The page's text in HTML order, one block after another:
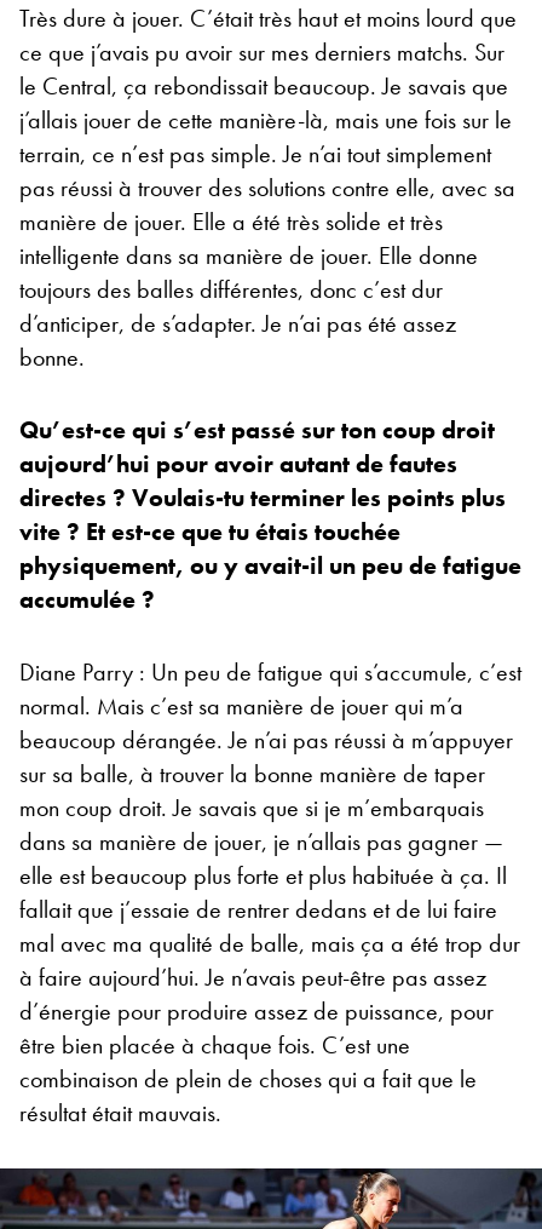
Très dure à jouer. C’était très haut et moins lourd que
ce que j’avais pu avoir sur mes derniers matchs. Sur
le Central, ça rebondissait beaucoup. Je savais que
j’allais jouer de cette manière-là, mais une fois sur le
terrain, ce n’est pas simple. Je n’ai tout simplement
pas réussi à trouver des solutions contre elle, avec sa
manière de jouer. Elle a été très solide et très
intelligente dans sa manière de jouer. Elle donne
toujours des balles différentes, donc c’est dur
d’anticiper, de s’adapter. Je n’ai pas été assez
bonne.
Qu’est-ce qui s’est passé sur ton coup droit
aujourd’hui pour avoir autant de fautes
directes ? Voulais-tu terminer les points plus
vite ? Et est-ce que tu étais touchée
physiquement, ou y avait-il un peu de fatigue
accumulée ?
Diane Parry : Un peu de fatigue qui s’accumule, c’est
normal. Mais c’est sa manière de jouer qui m’a
beaucoup dérangée. Je n’ai pas réussi à m’appuyer
sur sa balle, à trouver la bonne manière de taper
mon coup droit. Je savais que si je m’embarquais
dans sa manière de jouer, je n’allais pas gagner —
elle est beaucoup plus forte et plus habituée à ça. Il
fallait que j’essaie de rentrer dedans et de lui faire
mal avec ma qualité de balle, mais ça a été trop dur
à faire aujourd’hui. Je n’avais peut-être pas assez
d’énergie pour produire assez de puissance, pour
être bien placée à chaque fois. C’est une
combinaison de plein de choses qui a fait que le
résultat était mauvais.